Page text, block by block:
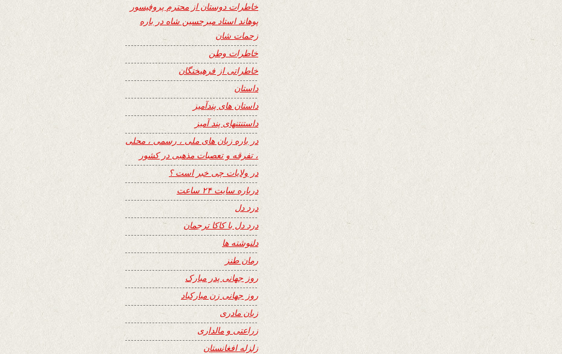
خاطرات دوستان از محترم پروفیسور
پوهاند استاد میرحسین شاه در باره
زحمات شان
خاطرات وطن
خاطراتی از فرهیختگان
داستان
داستان های پندآمیز
داستنتنهای پند آمیز
در باره زبان های ملی ، رسمی ، محلی
، تفرقه و تعصبات مذهبی در کشور
در ولایات چی خبر است ؟
درباره سایت ۲۴ ساعت
درد دل
درد دل با کاکا ترجمان
دلنوشته ها
رمان طنز
روز جهانی پدر مبارک
روز جهانی زن مبارکباد
زبان مادری
زراعتی و مالداری
زلزله افغانستان